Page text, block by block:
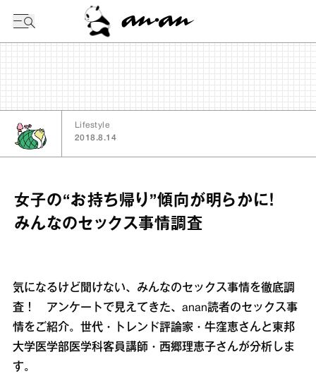
Lifestyle
2018.8.14
女子の“お持ち帰り”傾向が明らかに！
みんなのセックス事情調査
気になるけど聞けない、みんなのセックス事情を徹底調
査！ アンケートで見えてきた、anan読者のセックス事
情をご紹介。世代・トレンド評論家・牛窪恵さんと東邦
大学医学部医学科客員講師・西郷理恵子さんが分析しま
す。